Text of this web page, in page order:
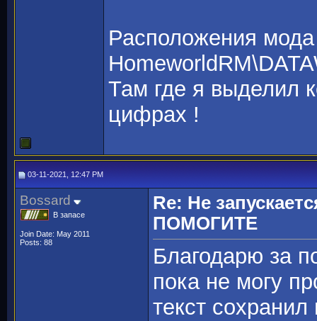
Расположения мода
Там где я выделил
цифрах !
03-11-2021, 12:47 PM
Bossard
В запасе
Join Date: May 2011
Posts: 88
Re: Не
ПОМОГИТЕ
Благодарю за
пока не могу
текст